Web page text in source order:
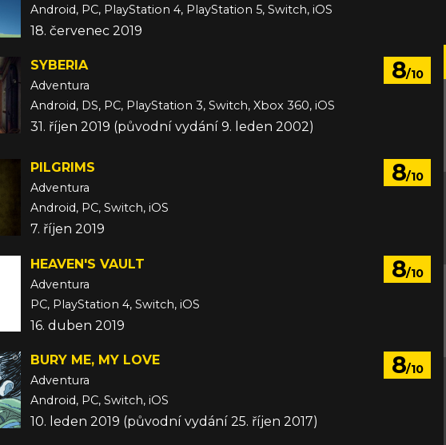
Android, PC, PlayStation 4, PlayStation 5, Switch, iOS
18. červenec 2019
8/10
SYBERIA
Adventura
Android, DS, PC, PlayStation 3, Switch, Xbox 360, iOS
31. říjen 2019 (původní vydání 9. leden 2002)
8/10
PILGRIMS
Adventura
Android, PC, Switch, iOS
7. říjen 2019
8/10
HEAVEN'S VAULT
Adventura
PC, PlayStation 4, Switch, iOS
16. duben 2019
8/10
BURY ME, MY LOVE
Adventura
Android, PC, Switch, iOS
10. leden 2019 (původní vydání 25. říjen 2017)